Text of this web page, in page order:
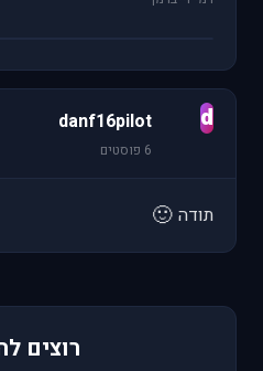
d
danf16pilot
6 פוסטים
תודה 🙂
רוצים